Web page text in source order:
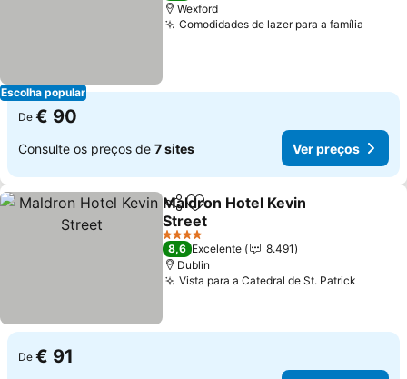
Escolha popular
Wexford
Comodidades de lazer para a família
De € 90
Consulte os preços de 7 sites Ver preços
PartilharAdicionar aos favoritos
Maldron Hotel Kevin
Street
4 Estrelas
8,6 Excelente
8.491
Dublin
Vista para a Catedral de St. Patrick
De € 91